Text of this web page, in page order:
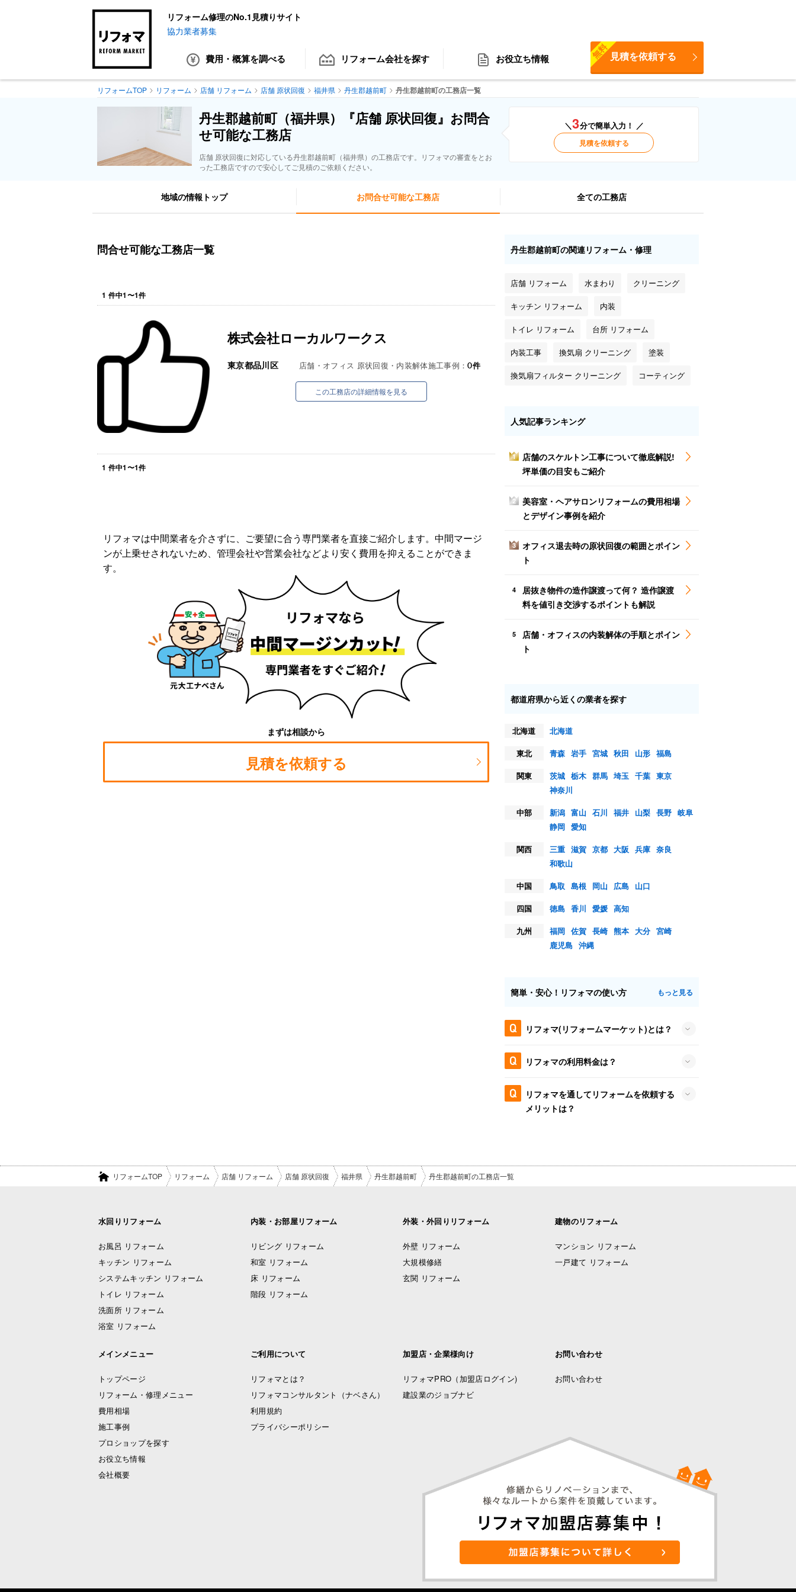
リフォーム修理のNo.1見積りサイト
協力業者募集
費用・概算を調べる リフォーム会社を探す お役立ち情報 見積を依頼する
無料
リフォームTOP リフォーム 店舗 リフォーム 店舗 原状回復 福井県 丹生郡越前町 丹生郡越前町の工務店一覧
丹生郡越前町（福井県）『店舗 原状回復』お問合
せ可能な工務店
店舗 原状回復に対応している丹生郡越前町（福井県）の工務店です。リフォマの審査をとお
った工務店ですので安心してご見積のご依頼ください。
＼3分で簡単入力！ ／
見積を依頼する
地域の情報トップ お問合せ可能な工務店 全ての工務店
問合せ可能な工務店一覧
1 件中1〜1件
株式会社ローカルワークス
東京都品川区 店舗・オフィス 原状回復・内装解体施工事例：0件
この工務店の詳細情報を見る
1 件中1〜1件
リフォマは中間業者を介さずに、ご要望に合う専門業者を直接ご紹介します。中間マージ
ンが上乗せされないため、管理会社や営業会社などより安く費用を抑えることができま
す。
まずは相談から
見積を依頼する
丹生郡越前町の関連リフォーム・修理
店舗 リフォーム 水まわり クリーニング
キッチン リフォーム 内装
トイレ リフォーム 台所 リフォーム
内装工事 換気扇 クリーニング 塗装
換気扇フィルター クリーニング コーティング
人気記事ランキング
1
店舗のスケルトン工事について徹底解説!
坪単価の目安もご紹介
2
美容室・ヘアサロンリフォームの費用相場
とデザイン事例を紹介
3
オフィス退去時の原状回復の範囲とポイン
ト
4
居抜き物件の造作譲渡って何？ 造作譲渡
料を値引き交渉するポイントも解説
5
店舗・オフィスの内装解体の手順とポイン
ト
都道府県から近くの業者を探す
北海道
北海道
東北
青森 岩手 宮城 秋田 山形 福島
関東
茨城 栃木 群馬 埼玉 千葉 東京
神奈川
中部
新潟 富山 石川 福井 山梨 長野 岐阜
静岡 愛知
関西
三重 滋賀 京都 大阪 兵庫 奈良
和歌山
中国
鳥取 島根 岡山 広島
山口
四国
徳島 香川 愛媛 高知
九州
福岡 佐賀 長崎 熊本 大分 宮崎
鹿児島 沖縄
簡単・安心！リフォマの使い方 もっと見る
リフォマ(リフォームマーケット)とは？
リフォマの利用料金は？
リフォマを通してリフォームを依頼する
メリットは？
リフォームTOP リフォーム 店舗 リフォーム 店舗 原状回復 福井県 丹生郡越前町 丹生郡越前町の工務店一覧
水回りリフォーム
お風呂 リフォーム
キッチン リフォーム
システムキッチン リフォーム
トイレ リフォーム
洗面所 リフォーム
浴室 リフォーム
内装・お部屋リフォーム
リビング リフォーム
和室 リフォーム
床 リフォーム
階段 リフォーム
外装・外回りリフォーム
外壁 リフォーム
大規模修繕
玄関 リフォーム
建物のリフォーム
マンション リフォーム
一戸建て リフォーム
メインメニュー
トップページ
リフォーム・修理メニュー
費用相場
施工事例
プロショップを探す
お役立ち情報
会社概要
ご利用について
リフォマとは？
リフォマコンサルタント（ナベさん）
利用規約
プライバシーポリシー
加盟店・企業様向け
リフォマPRO （加盟店ログイン)
建設業のジョブナビ
お問い合わせ
お問い合わせ